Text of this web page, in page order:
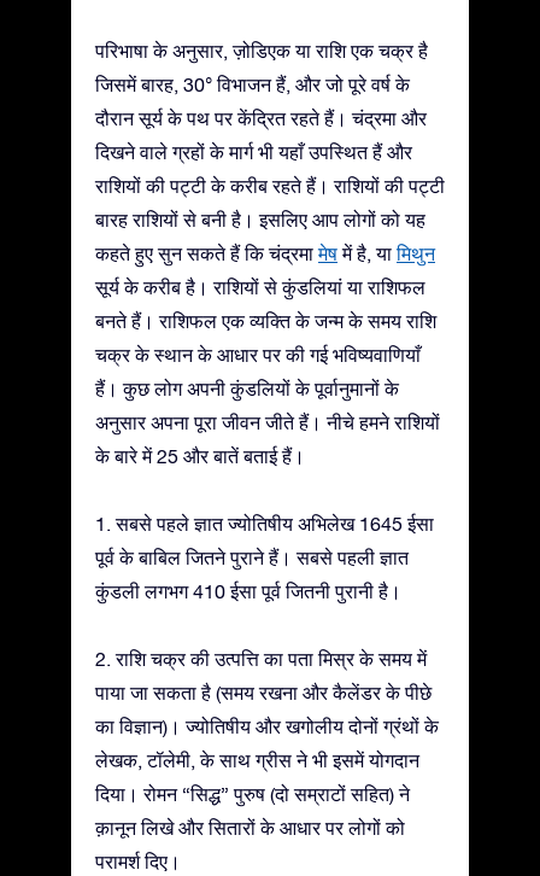
परिभाषा के अनुसार, ज़ोडिएक या राशि एक चक्र है
जिसमें बारह, 30° विभाजन हैं, और जो पूरे वर्ष के
दौरान सूर्य के पथ पर केंद्रित रहते हैं। चंद्रमा और
दिखने वाले ग्रहों के मार्ग भी यहाँ उपस्थित हैं और
राशियों की पट्टी के करीब रहते हैं। राशियों की पट्टी
बारह राशियों से बनी है। इसलिए आप लोगों को यह
कहते हुए सुन सकते हैं कि चंद्रमामेषमें है, यामिथुन
सूर्य के करीब है। राशियों से कुंडलियां या राशिफल
बनते हैं। राशिफल एक व्यक्ति के जन्म के समय राशि
चक्र के स्थान के आधार पर की गई भविष्यवाणियाँ
हैं। कुछ लोग अपनी कुंडलियों के पूर्वानुमानों के
अनुसार अपना पूरा जीवन जीते हैं। नीचे हमने राशियों
के बारे में 25 और बातें बताई हैं।
1. सबसे पहले ज्ञात ज्योतिषीय अभिलेख 1645 ईसा
पूर्व के बाबिल जितने पुराने हैं। सबसे पहली ज्ञात
कुंडली लगभग 410 ईसा पूर्व जितनी पुरानी है।
2. राशि चक्र की उत्पत्ति का पता मिस्र के समय में
पाया जा सकता है (समय रखना और कैलेंडर के पीछे
का विज्ञान)। ज्योतिषीय और खगोलीय दोनों ग्रंथों के
लेखक, टॉलेमी, के साथ ग्रीस ने भी इसमें योगदान
दिया। रोमन “सिद्ध” पुरुष (दो सम्राटों सहित) ने
क़ानून लिखे और सितारों के आधार पर लोगों को
परामर्श दिए।